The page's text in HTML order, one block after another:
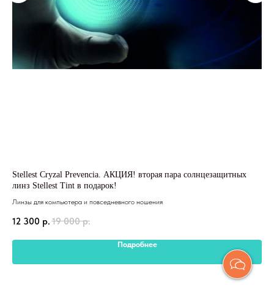
Stellest Cryzal Prevencia. АКЦИЯ! вторая пара солнцезащитных
линз Stellest Tint в подарок!
Линзы для компьютера и повседневного ношения
12 300 р. 19 000 р.
Подробнее